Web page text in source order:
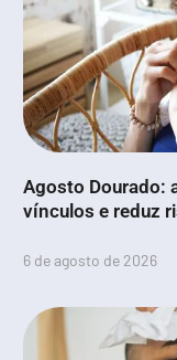
Agosto Dourado:
vínculos e reduz
6 de agosto de 2026